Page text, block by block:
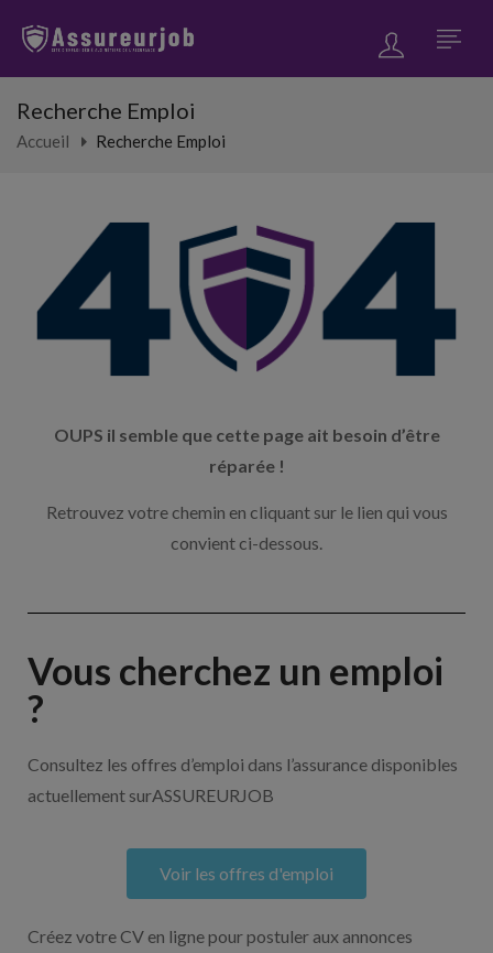
Recherche Emploi
Accueil Recherche Emploi
OUPS il semble que cette page ait besoin d’être
réparée !
Retrouvez votre chemin en cliquant sur le lien qui vous
convient ci-dessous.
Vous cherchez un emploi
?
Consultez les offres d’emploi dans l’assurance disponibles
actuellement surASSUREURJOB
Voir les offres d'emploi
Créez votre CV en ligne pour postuler aux annonces